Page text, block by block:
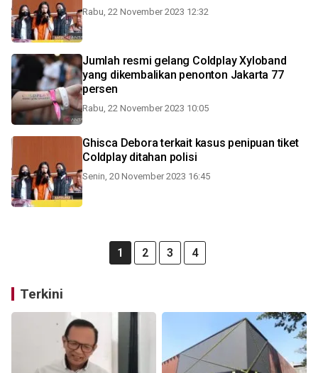
Rabu, 22 November 2023 12:32
Jumlah resmi gelang Coldplay Xyloband
yang dikembalikan penonton Jakarta 77
persen
Rabu, 22 November 2023 10:05
Ghisca Debora terkait kasus penipuan tiket
Coldplay ditahan polisi
Senin, 20 November 2023 16:45
1 2 3 4
Terkini